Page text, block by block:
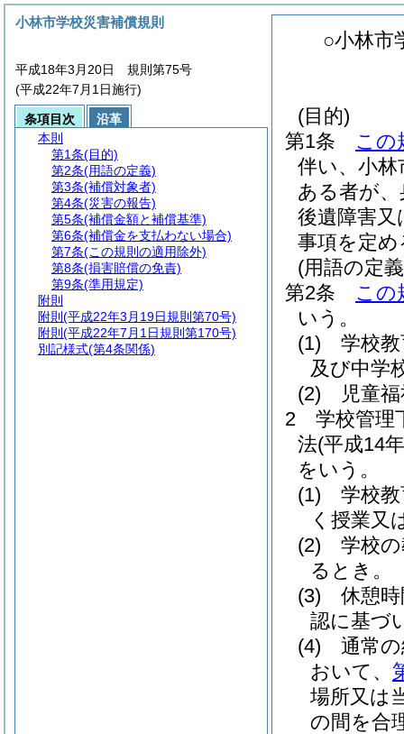
○小林市
(目的)
第1条
この
伴い、小林
ある者が
後遺障害
事項を定
(用語の定
第2条
この
いう。
(1)
学校
及び中学
(2)
児童
2
学校管理
法(平成14
をいう。
(1)
学校
く授業又
(2)
学校
るとき。
(3)
休憩
認に基づ
(4)
通常
おいて、
場所又は
の間を合
小林市学校災害補償規則
平成18年3月20日 規則第75号
(平成22年7月1日施行)
条項目次
沿革
本則
第1条(目的)
第2条(用語の定義)
第3条(補償対象者)
第4条(災害の報告)
第5条(補償金額と補償基準)
第6条(補償金を支払わない場合)
第7条(この規則の適用除外)
第8条(損害賠償の免責)
第9条(準用規定)
附則
附則 (平成22年3月19日規則第70号)
附則 (平成22年7月1日規則第170号)
別記様式(第4条関係)